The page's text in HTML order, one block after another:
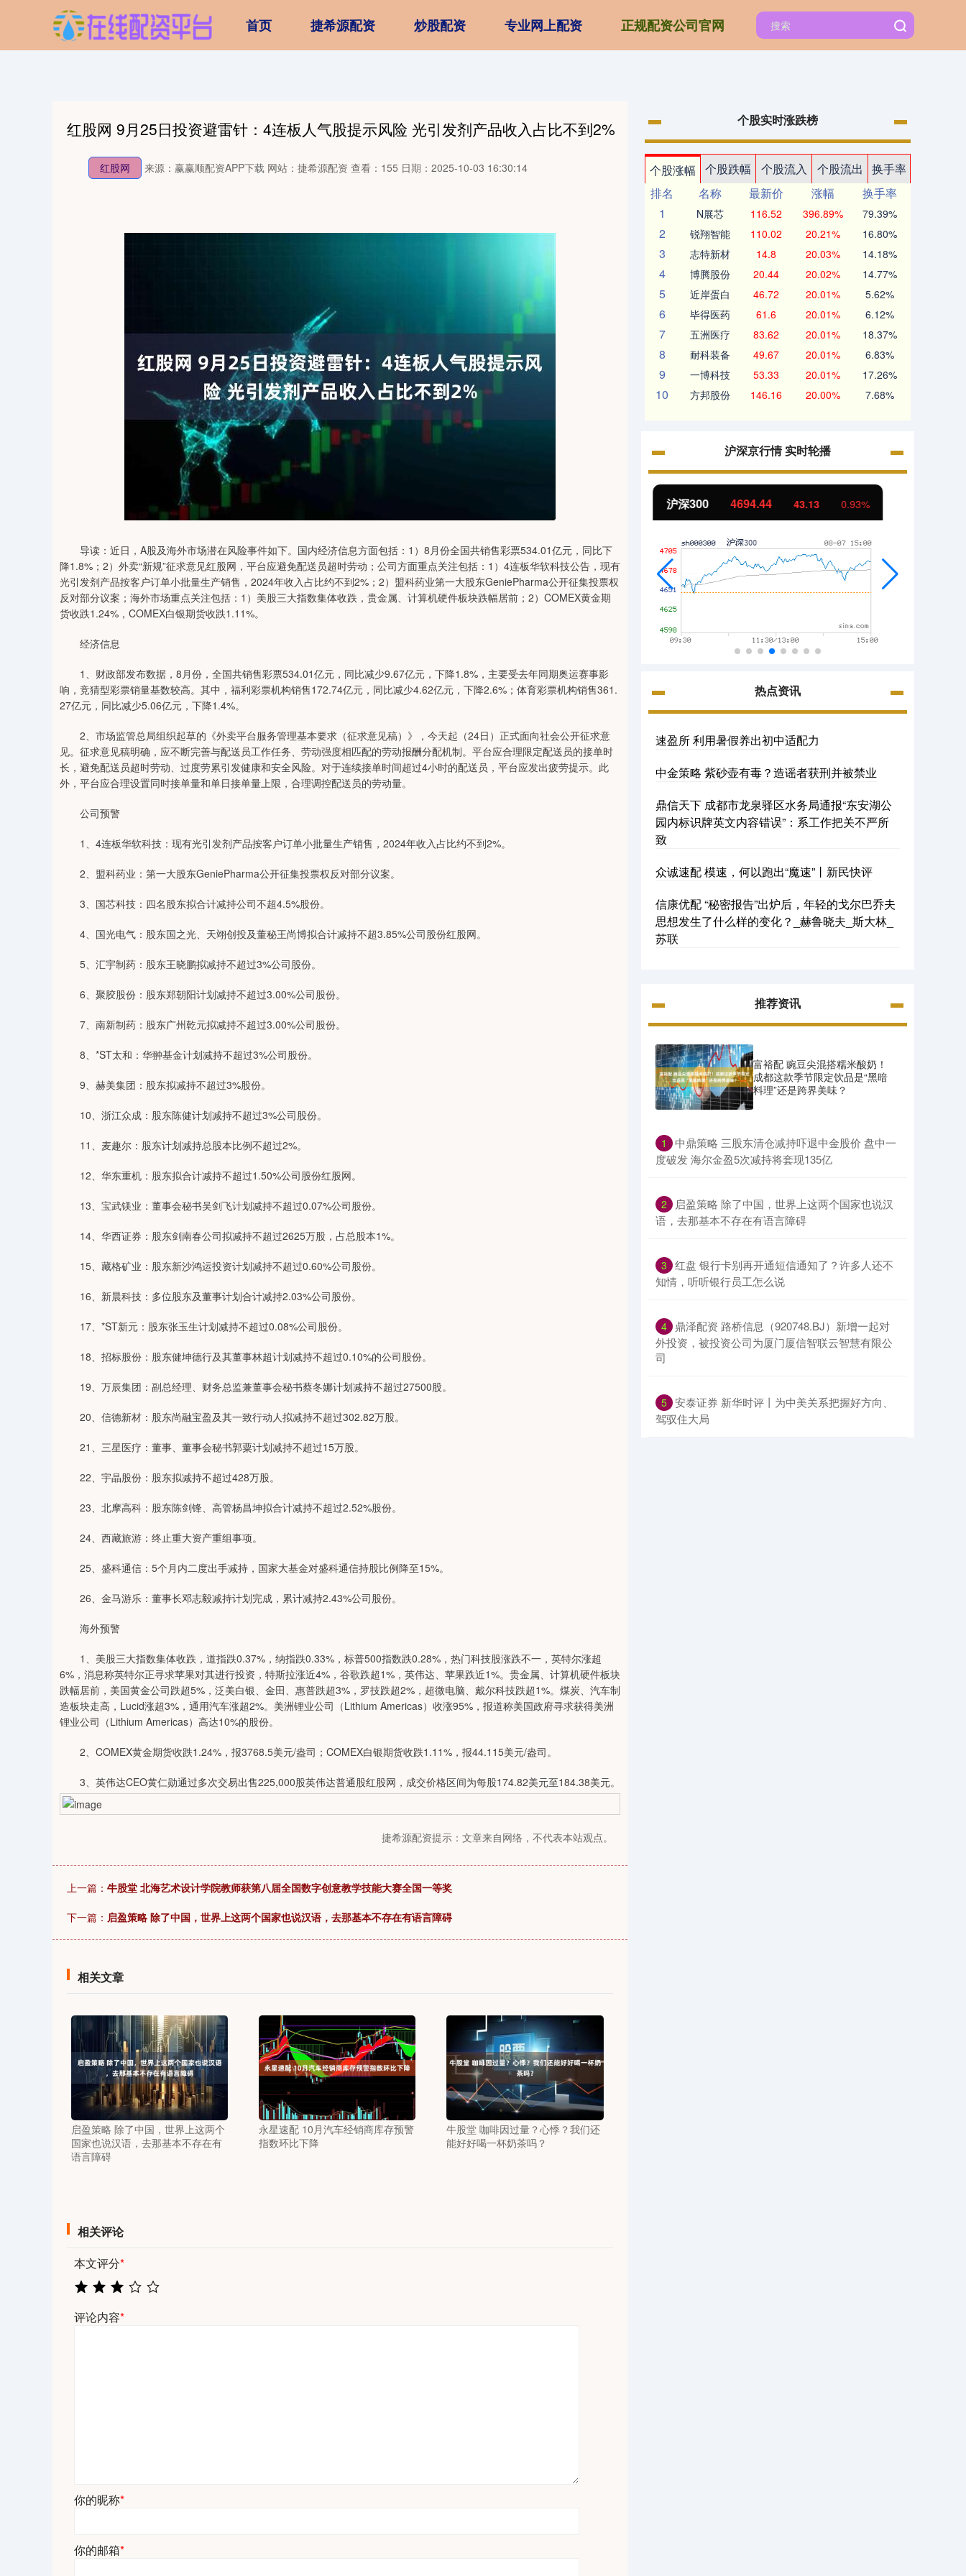
首页 捷希源配资 炒股配资 专业网上配资 正规配资公司官网
红股网 9月25日投资避雷针：4连板人气股提示风险 光引发剂产品收入占比不到2%
红股网 来源：赢赢顺配资APP下载 网站：捷希源配资 查看：155 日期：2025-10-03 16:30:14
导读：近日，A股及海外市场潜在风险事件如下。国内经济信息方面包括：1）8月份全国共销售彩票534.01亿元，同比下
降1.8%；2）外卖“新规”征求意见红股网，平台应避免配送员超时劳动；公司方面重点关注包括：1）4连板华软科技公告，现有
光引发剂产品按客户订单小批量生产销售，2024年收入占比约不到2%；2）盟科药业第一大股东GeniePharma公开征集投票权
反对部分议案；海外市场重点关注包括：1）美股三大指数集体收跌，贵金属、计算机硬件板块跌幅居前；2）COMEX黄金期
货收跌1.24%，COMEX白银期货收跌1.11%。
经济信息
1、财政部发布数据，8月份，全国共销售彩票534.01亿元，同比减少9.67亿元，下降1.8%，主要受去年同期奥运赛事影
响，竞猜型彩票销量基数较高。其中，福利彩票机构销售172.74亿元，同比减少4.62亿元，下降2.6%；体育彩票机构销售361.
27亿元，同比减少5.06亿元，下降1.4%。
2、市场监管总局组织起草的《外卖平台服务管理基本要求（征求意见稿）》，今天起（24日）正式面向社会公开征求意
见。征求意见稿明确，应不断完善与配送员工作任务、劳动强度相匹配的劳动报酬分配机制。平台应合理限定配送员的接单时
长，避免配送员超时劳动、过度劳累引发健康和安全风险。对于连续接单时间超过4小时的配送员，平台应发出疲劳提示。此
外，平台应合理设置同时接单量和单日接单量上限，合理调控配送员的劳动量。
公司预警
1、4连板华软科技：现有光引发剂产品按客户订单小批量生产销售，2024年收入占比约不到2%。
2、盟科药业：第一大股东GeniePharma公开征集投票权反对部分议案。
3、国芯科技：四名股东拟合计减持公司不超4.5%股份。
4、国光电气：股东国之光、天翊创投及董秘王尚博拟合计减持不超3.85%公司股份红股网。
5、汇宇制药：股东王晓鹏拟减持不超过3%公司股份。
6、聚胶股份：股东郑朝阳计划减持不超过3.00%公司股份。
7、南新制药：股东广州乾元拟减持不超过3.00%公司股份。
8、*ST太和：华翀基金计划减持不超过3%公司股份。
9、赫美集团：股东拟减持不超过3%股份。
10、浙江众成：股东陈健计划减持不超过3%公司股份。
11、麦趣尔：股东计划减持总股本比例不超过2%。
12、华东重机：股东拟合计减持不超过1.50%公司股份红股网。
13、宝武镁业：董事会秘书吴剑飞计划减持不超过0.07%公司股份。
14、华西证券：股东剑南春公司拟减持不超过2625万股，占总股本1%。
15、藏格矿业：股东新沙鸿运投资计划减持不超过0.60%公司股份。
16、新晨科技：多位股东及董事计划合计减持2.03%公司股份。
17、*ST新元：股东张玉生计划减持不超过0.08%公司股份。
18、招标股份：股东健坤德行及其董事林超计划减持不超过0.10%的公司股份。
19、万辰集团：副总经理、财务总监兼董事会秘书蔡冬娜计划减持不超过27500股。
20、信德新材：股东尚融宝盈及其一致行动人拟减持不超过302.82万股。
21、三星医疗：董事、董事会秘书郭粟计划减持不超过15万股。
22、宇晶股份：股东拟减持不超过428万股。
23、北摩高科：股东陈剑锋、高管杨昌坤拟合计减持不超过2.52%股份。
24、西藏旅游：终止重大资产重组事项。
25、盛科通信：5个月内二度出手减持，国家大基金对盛科通信持股比例降至15%。
26、金马游乐：董事长邓志毅减持计划完成，累计减持2.43%公司股份。
海外预警
1、美股三大指数集体收跌，道指跌0.37%，纳指跌0.33%，标普500指数跌0.28%，热门科技股涨跌不一，英特尔涨超
6%，消息称英特尔正寻求苹果对其进行投资，特斯拉涨近4%，谷歌跌超1%，英伟达、苹果跌近1%。贵金属、计算机硬件板块
跌幅居前，美国黄金公司跌超5%，泛美白银、金田、惠普跌超3%，罗技跌超2%，超微电脑、戴尔科技跌超1%。煤炭、汽车制
造板块走高，Lucid涨超3%，通用汽车涨超2%。美洲锂业公司（Lithium Americas）收涨95%，报道称美国政府寻求获得美洲
锂业公司（Lithium Americas）高达10%的股份。
2、COMEX黄金期货收跌1.24%，报3768.5美元/盎司；COMEX白银期货收跌1.11%，报44.115美元/盎司。
3、英伟达CEO黄仁勋通过多次交易出售225,000股英伟达普通股红股网，成交价格区间为每股174.82美元至184.38美元。
捷希源配资提示：文章来自网络，不代表本站观点。
上一篇： 牛股堂 北海艺术设计学院教师获第八届全国数字创意教学技能大赛全国一等奖
下一篇： 启盈策略 除了中国，世界上这两个国家也说汉语，去那基本不存在有语言障碍
相关文章
启盈策略 除了中国，世界上这两个
国家也说汉语，去那基本不存在有
语言障碍
永星速配 10月汽车经销商库存预警
指数环比下降
牛股堂 咖啡因过量？心悸？我们还
能好好喝一杯奶茶吗？
相关评论
本文评分*
评论内容*
你的昵称*
你的邮箱*
个股实时涨跌榜
个股涨幅 个股跌幅 个股流入 个股流出
换手率
排名
名称 最新价 涨幅
换手率
1
N展芯 116.52 396.89% 79.39%
2 锐翔智能 110.02 20.21% 16.80%
3 志特新材 14.8 20.03% 14.18%
4 博腾股份 20.44 20.02% 14.77%
5 近岸蛋白 46.72 20.01% 5.62%
6 毕得医药 61.6 20.01% 6.12%
7 五洲医疗 83.62 20.01% 18.37%
8 耐科装备 49.67 20.01% 6.83%
9 一博科技 53.33 20.01% 17.26%
10 方邦股份 146.16 20.00% 7.68%
沪深京行情 实时轮播
深证成指 14311.01 北证50 1134.24 11.37 1.01%
热点资讯
速盈所 利用暑假养出初中适配力
中金策略 紫砂壶有毒？造谣者获刑并被禁业
鼎信天下 成都市龙泉驿区水务局通报“东安湖公
园内标识牌英文内容错误”：系工作把关不严所
致
众诚速配 模速，何以跑出“魔速”丨新民快评
信康优配 “秘密报告”出炉后，年轻的戈尔巴乔夫
思想发生了什么样的变化？_赫鲁晓夫_斯大林_
苏联
推荐资讯
富裕配 豌豆尖混搭糯米酸奶！
成都这款季节限定饮品是“黑暗
料理”还是跨界美味？
1
​中鼎策略 三股东清仓减持吓退中金股价 盘中一
度破发 海尔金盈5次减持将套现135亿
2
​启盈策略 除了中国，世界上这两个国家也说汉
语，去那基本不存在有语言障碍
3 ​红盘 银行卡别再开通短信通知了？许多人还不
知情，听听银行员工怎么说
4 ​鼎泽配资 路桥信息（920748.BJ）新增一起对
外投资，被投资公司为厦门厦信智联云智慧有限公
司
5 ​安泰证券 新华时评丨为中美关系把握好方向、
驾驭住大局